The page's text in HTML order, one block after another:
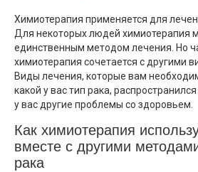
Химиотерапия применяется для
Для некоторых людей химиотерапия
единственным методом лечения. Но
химиотерапия сочетается с другими
Виды лечения, которые вам
какой у вас тип рака,
у вас другие проблемы со здоровьем.
Как химиотерапия
вместе с другими
рака